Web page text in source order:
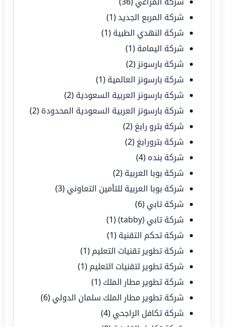
شركة المربع الجديد(1)
شركة النهدي الطبية (1)
شركة اليمامة (1)
شركة بارسونز (2)
شركة بارسونز العالمية (1)
شركة بارسونز العربية السعودية (2)
شركة بارسونز العربية السعودية المحدودة (2)
شركة بترو رابغ (2)
شركة بترورابغ (2)
شركة بنده (4)
شركة بوبا العربية (2)
شركة بوبا العربية للتأمين التعاوني (3)
شركة تابي (6)
شركة تابي (tabby)
(1)
شركة تحكم التقنية (1)
شركة تطوير تقنيات التعليم (1)
شركة تطوير لتقنيات التعليم (1)
شركة تطوير مطار الملك (1)
شركة تطوير مطار الملك سلمان الدولي (6)
شركة تكافل الراجحي (4)